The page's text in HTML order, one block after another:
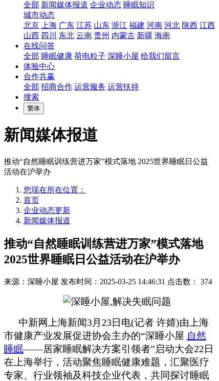
全部 新闻媒体报道 企业动态 睡眠知识
城市动态
北京
上海 广东 江苏 山东 浙江 福建 河南 河北 陕西 江西
山西 四川 东北 云南 贵州 内蒙古 新疆 海南
在线问答
全部 睡眠健康 荷电粒子 深睡小屋 给我们留言
体验中心
合作共赢
全部 招商合作 运营服务 运营扶持
搜索
繁体
新闻媒体报道
推动“自然睡眠训练营进万家”模式落地 2025世界睡眠日公益
活动在沪举办
您现在所在位置：
首页
企业动态更新
新闻媒体报道
推动“自然睡眠训练营进万家”模式落地
2025世界睡眠日公益活动在沪举办
来源：深睡小屋 发布时间：2025-03-25 14:46:31 点击数： 374
中新网上海新闻3月23日电(记者 许婧)由上海
市健康产业发展促进协会主办的“深睡小屋 自然
睡眠——居家睡眠解决方案引领者”启动大会22日
在上海举行，活动聚焦睡眠健康难题，汇聚医疗
专家、行业领袖及科技企业代表，共同探讨睡眠